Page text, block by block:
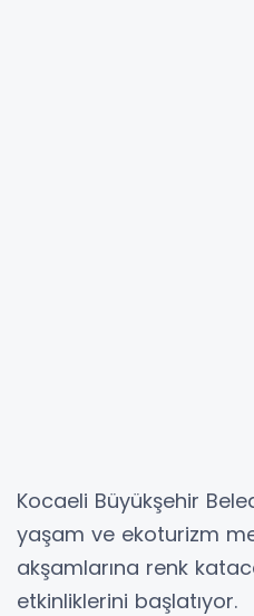
Kocaeli Büyükşehir
yaşam ve ekoturizm
akşamlarına renk
etkinliklerini başlatıyor.